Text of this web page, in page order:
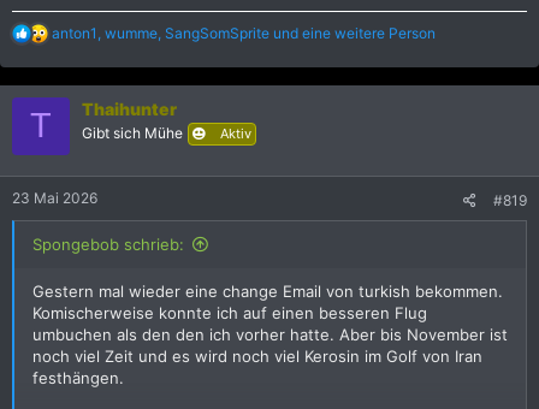
R
a
k
n
:
anton1 wumme SangSomSprite und eine weitere Person
T Thaihunter
Gibt sich Mühe Aktiv
23 Mai 2026 #819
Spongebob schrieb:
Gestern mal wieder eine change Email von turkish bekommen.
Komischerweise konnte ich auf einen besseren Flug
umbuchen als den den ich vorher hatte. Aber bis November ist
noch viel Zeit und es wird noch viel Kerosin im Golf von Iran
festhängen.